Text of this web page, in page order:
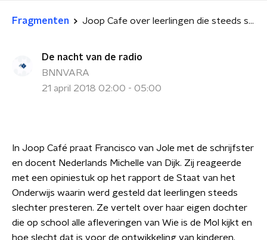
Fragmenten Joop Cafe over leerlingen die steeds slechter gaan presteren.
De nacht van de radio
BNNVARA
21 april 2018 02:00 - 05:00
In Joop Café praat Francisco van Jole met de schrijfster
en docent Nederlands Michelle van Dijk. Zij reageerde
met een opiniestuk op het rapport de Staat van het
Onderwijs waarin werd gesteld dat leerlingen steeds
slechter presteren. Ze vertelt over haar eigen dochter
die op school alle afleveringen van Wie is de Mol kijkt en
hoe slecht dat is voor de ontwikkeling van kinderen.